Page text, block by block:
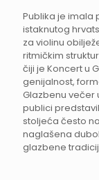
Publika je imala
istaknutog
za violinu
ritmičkim
čiji je Koncert u
genijalnost,
Glazbenu večer
publici
stoljeća često
naglašena
glazbene